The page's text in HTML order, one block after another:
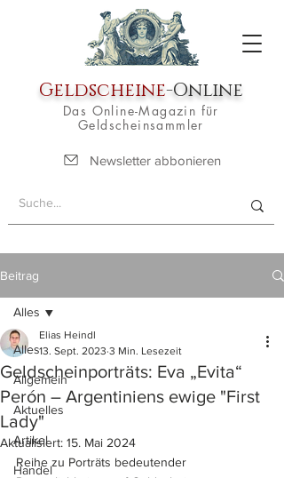
Geldscheine-Online
Das Online-Magazin für
Geldscheinsammler
Newsletter abbonieren
Beitrag
Alles
Allgemein
Aktuelles
Artikel
Handel
Alles
Geldscheinporträts: Eva „Evita“
Perón – Argentiniens ewige "First
Lady"
Elias Heindl
13. Sept. 2023 3 Min. Lesezeit
Aktualisiert: 15. Mai 2024
Reihe zu Porträts bedeutender